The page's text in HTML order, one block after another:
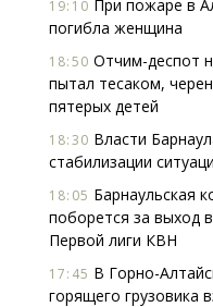
19:10 При пожаре в
погибла женщина
18:50 Отчим-деспот
пытал тесаком,
пятерых детей
18:30 Власти
стабилизации
18:05 Барнаульская
поборется за выход
Первой лиги КВН
17:45 В Горно-
горящего грузовика